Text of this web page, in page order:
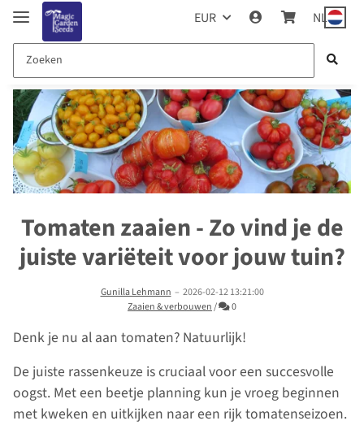
EUR NL
Tomaten zaaien - Zo vind je de
juiste variëteit voor jouw tuin?
Gunilla Lehmann – 2026-02-12 13:21:00
Zaaien & verbouwen/ Commentaren
0
Denk je nu al aan tomaten? Natuurlijk!
De juiste rassenkeuze is cruciaal voor een succesvolle
oogst. Met een beetje planning kun je vroeg beginnen
met kweken en uitkijken naar een rijk tomatenseizoen.